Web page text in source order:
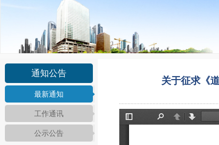
通知公告
最新通知
工作通讯
公示公告
关于征求《